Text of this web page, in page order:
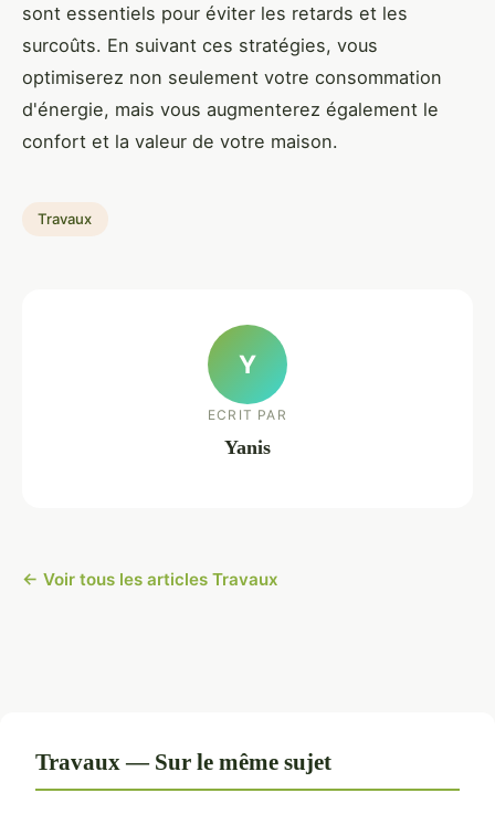
sont essentiels pour éviter les retards et les
surcoûts. En suivant ces stratégies, vous
optimiserez non seulement votre consommation
d'énergie, mais vous augmenterez également le
confort et la valeur de votre maison.
Travaux
Y
ECRIT PAR
Yanis
← Voir tous les articles Travaux
Travaux — Sur le même sujet